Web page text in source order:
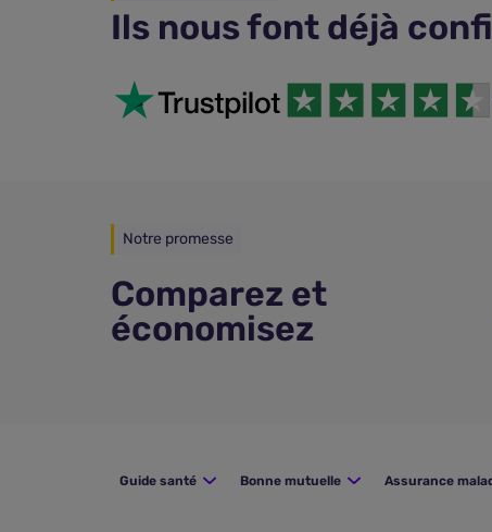
Ils nous font déjà
Notre promesse
Comparez et
économisez
Guide santé Bonne mutuelle Assurance